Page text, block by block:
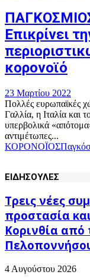
Επικρίνει
κορονοϊό
23 Μαρτίου 2022
Πολλές ευρωπαϊκές
Γαλλία, η Ιταλία και
υπερβολικά
αντιμέτωπες...
ΚΟΡΟΝΟΪΟΣ
ΕΙΔΗΣΟΥΛΕΣ
Τρεις νέες
προστασία
Κορινθία από
4 Αυγούστου 2026